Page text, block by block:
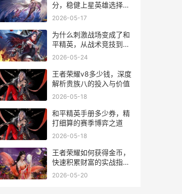
分，稳健上星英雄选择指
南
2026-05-17
为什么刺激战场变成了和
平精英，从战术竞技到全
民竞技的演进之路
2026-05-24
王者荣耀v8多少钱，深度
解析贵族八的投入与价值
2026-05-18
和平精英手册多少券，精
打细算的赛季博弈之道
2026-05-18
王者荣耀如何获得金币，
快速积累财富的实战指南
副标题，资深玩家的高效
2026-05-20